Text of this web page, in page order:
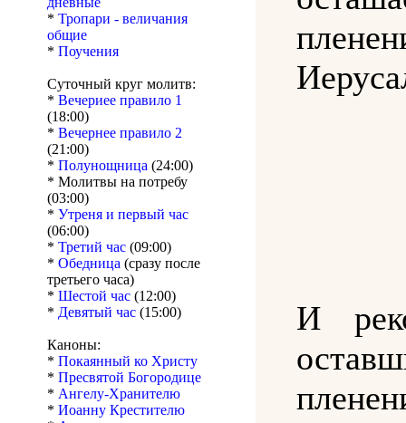
* Тропари - величания
общие
* Поучения
Суточный круг молитв:
* Вечериее правило 1
(18:00)
* Вечернее правило 2
(21:00)
* Полунощница (24:00)
* Молитвы на потребу
(03:00)
* Утреня и первый час
(06:00)
* Третий час (09:00)
* Обедница (сразу после
третьего часа)
* Шестой час (12:00)
* Девятый час (15:00)
Каноны:
* Покаянный ко Христу
* Пресвятой Богородице
* Ангелу-Хранителю
* Иоанну Крестителю
И